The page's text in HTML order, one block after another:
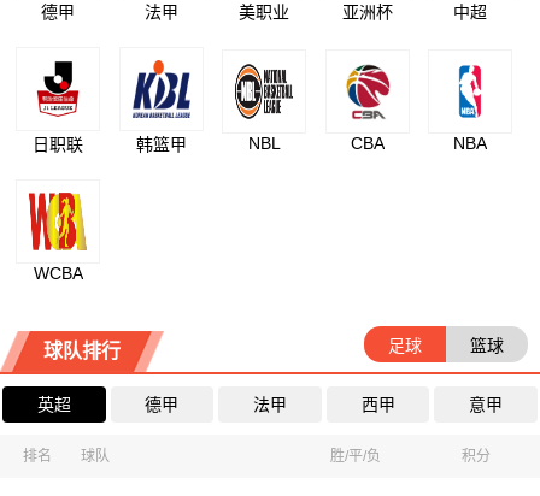
德甲 法甲 美职业 亚洲杯 中超
日职联 韩篮甲 NBL CBA NBA
WCBA
球队排行 足球 篮球
英超 德甲 法甲 西甲 意甲
排名 球队 胜/平/负 积分